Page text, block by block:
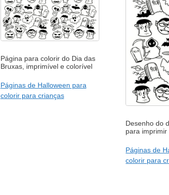
Página para colorir do Dia das
Bruxas, imprimível e colorível
Páginas de Halloween para
colorir para crianças
Desenho do
para imprimir
Páginas de
colorir para